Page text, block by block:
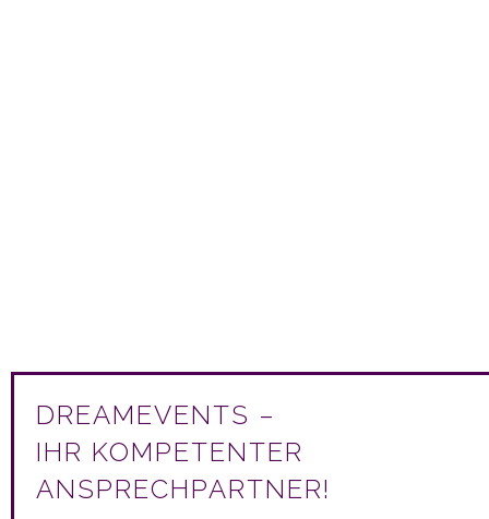
DREAMEVENTS –
IHR KOMPETENTER
ANSPRECHPARTNER!